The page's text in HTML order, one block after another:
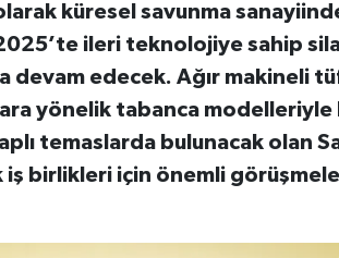
küresel savunma
2025’te ileri teknolojiye sahip
devam edecek. Ağır makineli
yönelik tabanca modelleriyle
temaslarda bulunacak olan
birlikleri için önemli